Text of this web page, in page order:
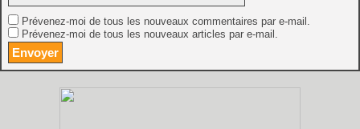
Prévenez-moi de tous les nouveaux commentaires par e-mail.
Prévenez-moi de tous les nouveaux articles par e-mail.